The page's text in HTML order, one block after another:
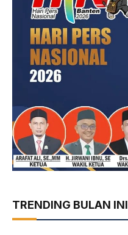
TRENDING BULAN INI